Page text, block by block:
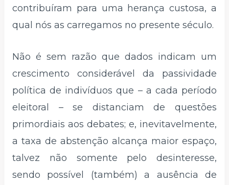
contribuíram para uma herança custosa, a
qual nós as carregamos no presente século.
Não é sem razão que dados indicam um
crescimento considerável da passividade
política de indivíduos que – a cada período
eleitoral – se distanciam de questões
primordiais aos debates; e, inevitavelmente,
a taxa de abstenção alcança maior espaço,
talvez não somente pelo desinteresse,
sendo possível (também) a ausência de